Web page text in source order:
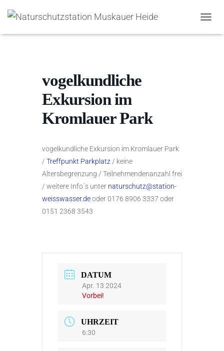
A
vogelkundliche
Exkursion im
Kromlauer Park
vogelkundliche Exkursion im Kromlauer Park
/ Treffpunkt Parkplatz / keine
Altersbegrenzung / Teilnehmendenanzahl frei
/ weitere Info´s unter naturschutz@station-
weisswasser.deoder 0176 8906 3337 oder
0151 2368 3543
DATUM
Apr. 13 2024
Vorbei!
UHRZEIT
6:30